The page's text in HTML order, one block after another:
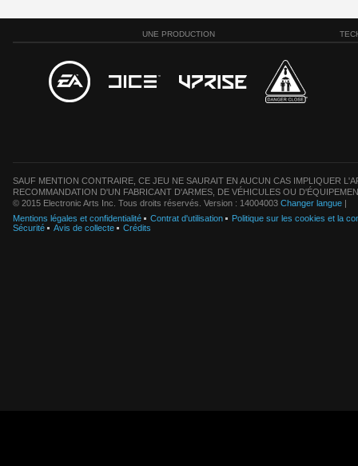
UNE PRODUCTION
SAUF MENTION CONTRAIRE, CE JEU NE SAURAIT EN AUCUN CAS IMPLIQUER
RECOMMANDATION D'UN FABRICANT D'ARMES, DE VÉHICULES OU
© 2015 Electronic Arts Inc. Tous droits réservés. Version : 14004003 Changer langue |
Mentions légales et confidentialité
Contrat d'utilisation
Politique sur les cookies et la
Sécurité
Avis de collecte Crédits